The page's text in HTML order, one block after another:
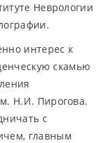
Неврологии
интерес к
скамью
Н.И. Пирогова.
с
главным